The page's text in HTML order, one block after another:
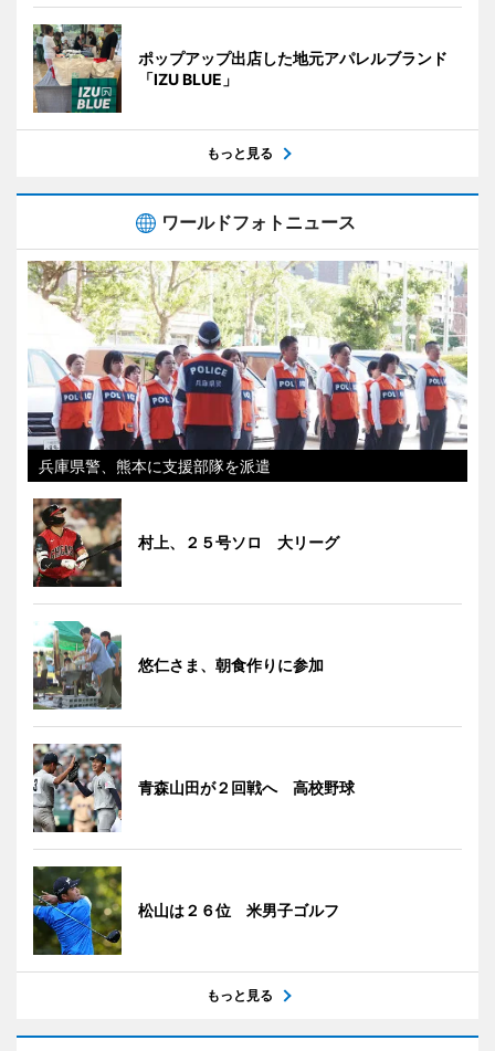
ポップアップ出店した地元アパレルブランド
「IZU BLUE」
もっと見る
ワールドフォトニュース
兵庫県警、熊本に支援部隊を派遣
村上、２５号ソロ 大リーグ
悠仁さま、朝食作りに参加
青森山田が２回戦へ 高校野球
松山は２６位 米男子ゴルフ
もっと見る